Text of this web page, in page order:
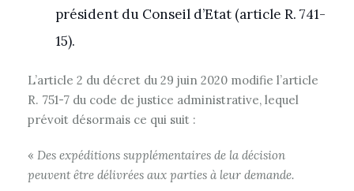
président du Conseil d’Etat (article R. 741-
15).
L’article 2 du décret du 29 juin 2020 modifie l’article
R. 751-7 du code de justice administrative, lequel
prévoit désormais ce qui suit :
« Des expéditions supplémentaires de la décision
peuvent être délivrées aux parties à leur demande.